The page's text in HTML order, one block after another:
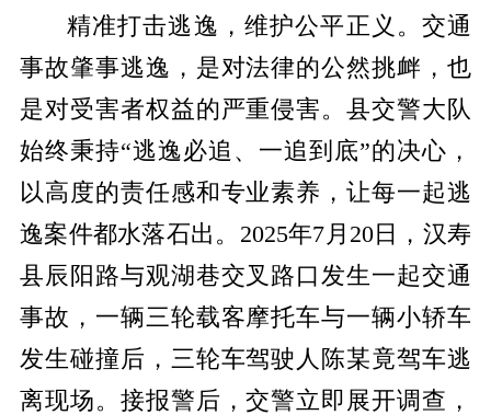
精准打击逃逸，维护公平正义。 交通
事故肇事逃逸，是对法律的公然挑衅，也
是对受害者权益的严重侵害。县交警大队
始终秉持“逃逸必追、一追到底”的决心，
以高度的责任感和专业素养，让每一起逃
逸案件都水落石出。 2025年7月20日，汉寿
县辰阳路与观湖巷交叉路口发生一起交通
事故，一辆三轮载客摩托车与一辆小轿车
发生碰撞后，三轮车驾驶人陈某竟驾车逃
离现场。接报警后，交警立即展开调查，